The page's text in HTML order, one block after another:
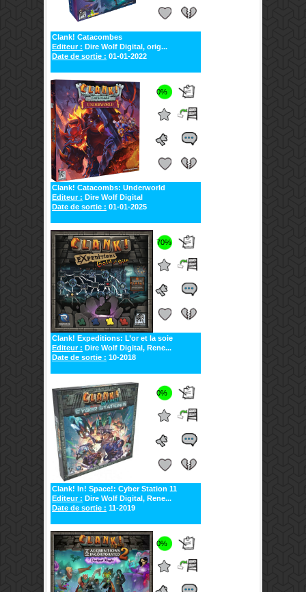
Clank! Catacombes
Editeur : Dire Wolf Digital, orig...
Date de sortie : 01-01-2022
0%
Clank! Catacombs: Underworld
Editeur : Dire Wolf Digital
Date de sortie : 01-01-2025
70%
Clank! Expeditions: L’or et la soie
Editeur : Dire Wolf Digital, Rene...
Date de sortie : 10-2018
0%
Clank! In! Space!: Cyber Station 11
Editeur : Dire Wolf Digital, Rene...
Date de sortie : 11-2019
0%